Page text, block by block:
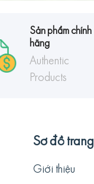
Sản phẩm chính
hãng
Authentic
Products
Sơ đồ trang
Giới thiệu